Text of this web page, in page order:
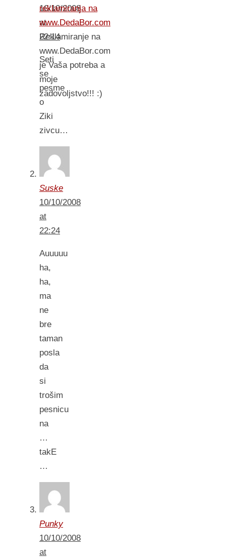
10/10/2008
at
22:14
Seti
se
pesme
o
Ziki
zivcu…
Suske
10/10/2008
at
22:24
Auuuuu
ha,
ha,
ma
ne
bre
taman
posla
da
si
trošim
pesnicu
na
…
takE
…
Punky
10/10/2008
at
reklamiranja na
www.DedaBor.com
Reklamiranje na
www.DedaBor.com
je Vaša potreba a
moje
zadovoljstvo!!! :)